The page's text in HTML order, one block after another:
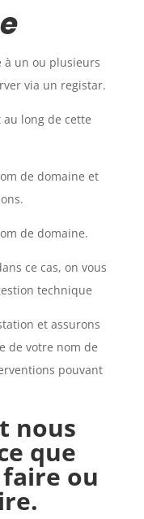
à un ou plusieurs
via un registar.
au long de cette
de domaine et
de domaine.
ce cas, on vous
technique
et assurons
de votre nom de
pouvant
nous
que
ou